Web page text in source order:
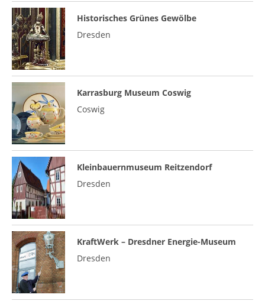
Historisches Grünes Gewölbe
Dresden
Karrasburg Museum Coswig
Coswig
Kleinbauernmuseum Reitzendorf
Dresden
KraftWerk – Dresdner Energie-Museum
Dresden